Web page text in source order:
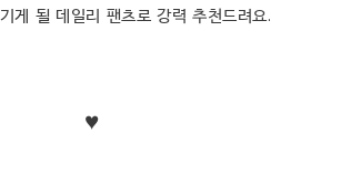
게 될 데일리 팬츠로 강력 추천드려요.
♥